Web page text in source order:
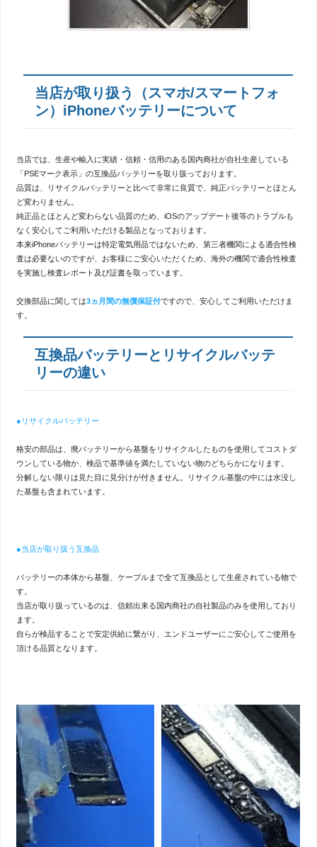
当店が取り扱う（スマホ/スマートフォ
ン）iPhoneバッテリーについて
当店では、生産や輸入に実績・信頼・信用のある国内商社が自社生産している
「PSEマーク表示」の互換品バッテリーを取り扱っております。
品質は、リサイクルバッテリーと比べて非常に良質で、純正バッテリーとほとん
ど変わりません。
純正品とほとんど変わらない品質のため、iOSのアップデート後等のトラブルも
なく安心してご利用いただける製品となっております。
本来iPhoneバッテリーは特定電気用品ではないため、第三者機関による適合性検
査は必要ないのですが、お客様にご安心いただくため、海外の機関で適合性検査
を実施し検査レポート及び証書を取っています。
交換部品に関しては3ヵ月間の無償保証付ですので、安心してご利用いただけま
す。
互換品バッテリーとリサイクルバッテ
リーの違い
●リサイクルバッテリー
格安の部品は、廃バッテリーから基盤をリサイクルしたものを使用してコストダ
ウンしている物か、検品で基準値を満たしていない物のどちらかになります。
分解しない限りは見た目に見分けが付きません。リサイクル基盤の中には水没し
た基盤も含まれています。
●当店が取り扱う互換品
バッテリーの本体から基盤、ケーブルまで全て互換品として生産されている物で
す。
当店が取り扱っているのは、信頼出来る国内商社の自社製品のみを使用しており
ます。
自らが検品することで安定供給に繋がり、エンドユーザーにご安心してご使用を
頂ける品質となります。